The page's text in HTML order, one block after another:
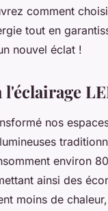
comment
tout en
nouvel éclat !
nos
environ
ainsi des
moins de